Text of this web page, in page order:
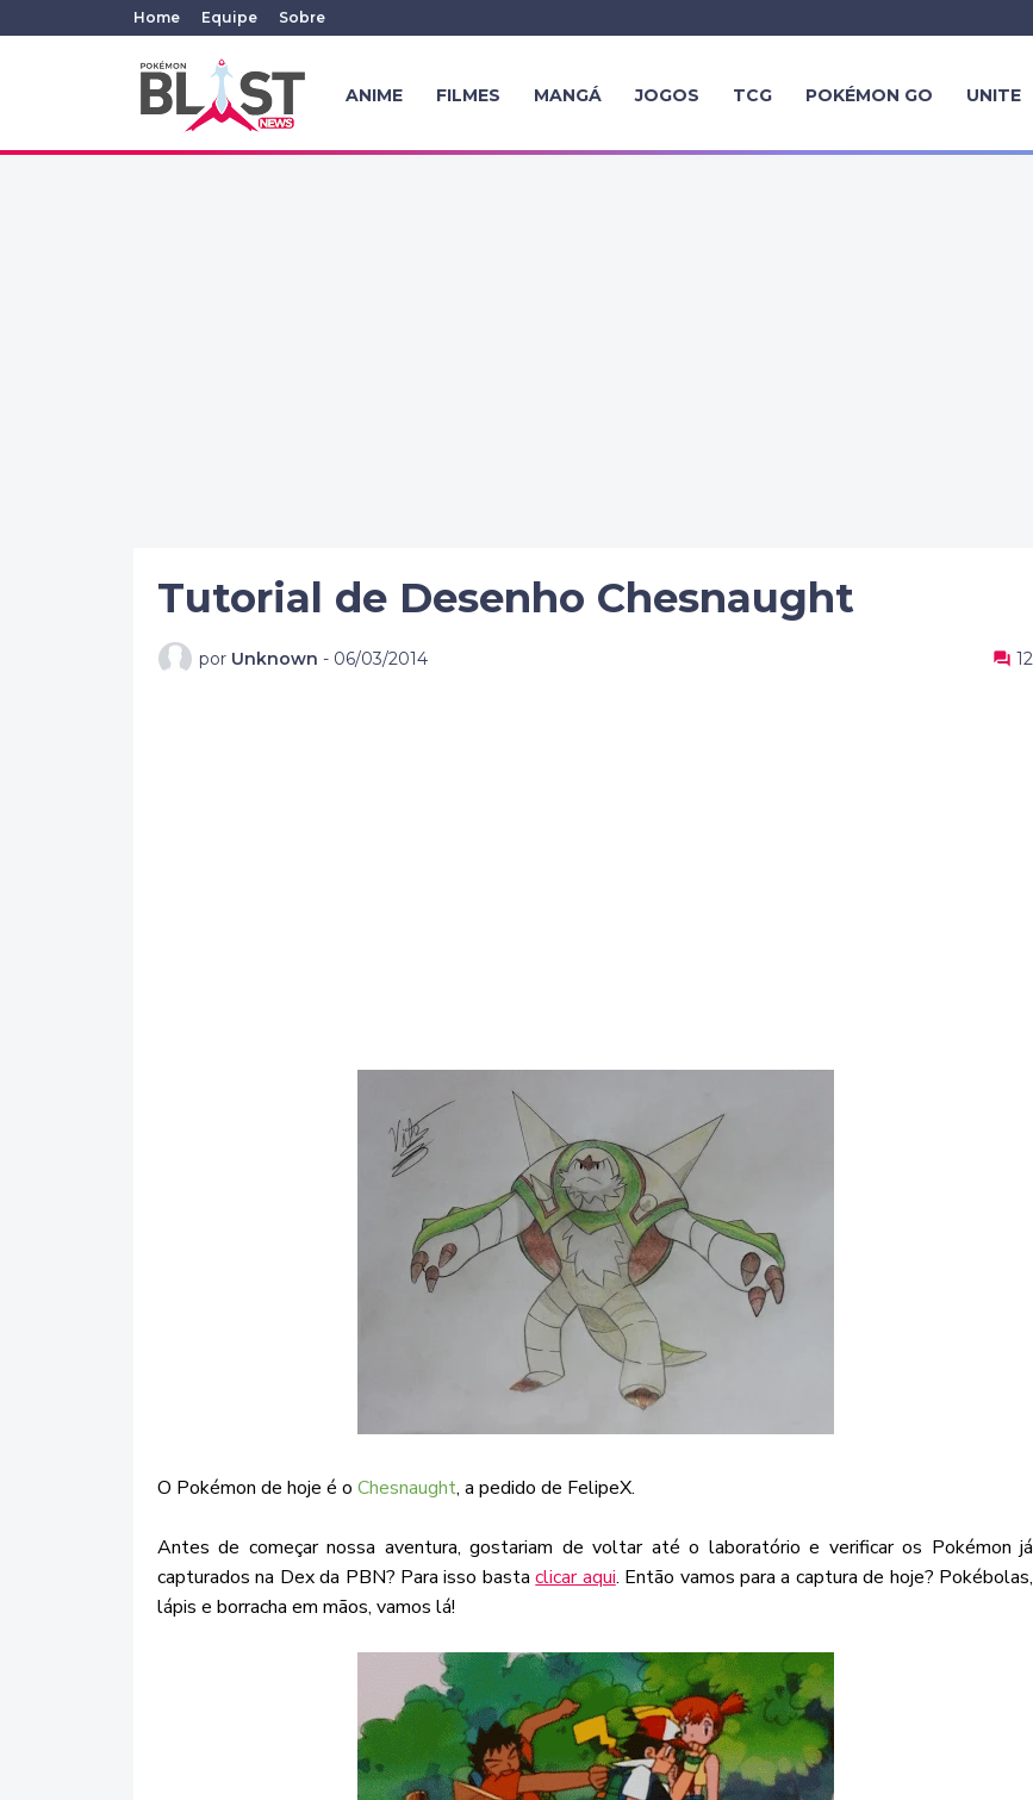
Home Equipe Sobre
ANIME FILMES MANGÁ JOGOS TCG POKÉMON GO UNITE
Tutorial de Desenho Chesnaught
por Unknown - 06/03/2014 12
O Pokémon de hoje é o Chesnaught, a pedido de FelipeX.
Antes de começar nossa aventura, gostariam de voltar até o laboratório e verificar os Pokémon já
capturados na Dex da PBN? Para isso bastaclicar aqui. Então vamos para a captura de hoje? Pokébolas,
lápis e borracha em mãos, vamos lá!